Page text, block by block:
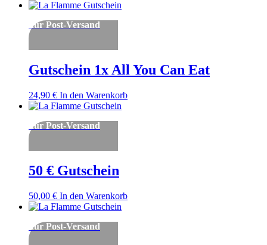
nur Post-Versand
Gutschein 1x All You Can Eat
24,90 € In den Warenkorb
nur Post-Versand
50 € Gutschein
50,00 € In den Warenkorb
nur Post-Versand